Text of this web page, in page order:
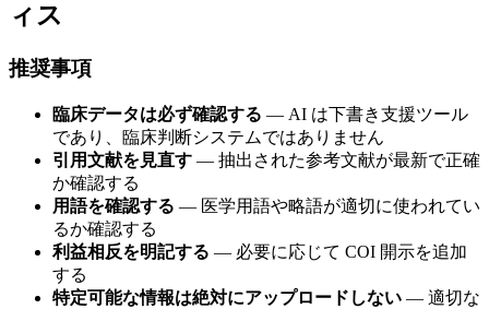
ィス
推奨事項
臨床データは必ず確認する — AI は下書き支援ツール
であり、臨床判断システムではありません
引用文献を見直す — 抽出された参考文献が最新で正確
か確認する
用語を確認する — 医学用語や略語が適切に使われてい
るか確認する
利益相反を明記する — 必要に応じて COI 開示を追加
する
特定可能な情報は絶対にアップロードしない — 適切な